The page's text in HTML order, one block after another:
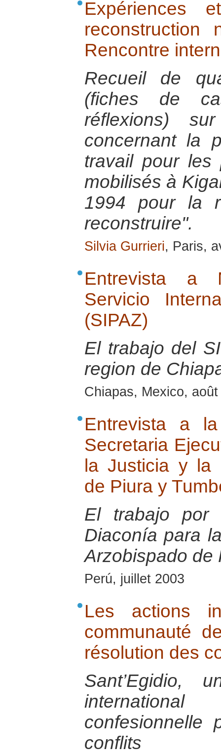
Expériences
Rencontre
Recueil de
(fiches de
réflexions)
concernant la
travail pour les
mobilisés à
1994 pour la
reconstruire".
Silvia Gurrieri, Paris,
Entrevista a
Servicio
(SIPAZ)
El trabajo del
region de
Chiapas, Mexico,
Entrevista a
Secretaria
la Justicia y la
de Piura y
El trabajo
Diaconía para
Arzobispado de
Perú, juillet 2003
Les actions
communauté
résolution des
Sant’Egidio,
confesionnelle
conflits